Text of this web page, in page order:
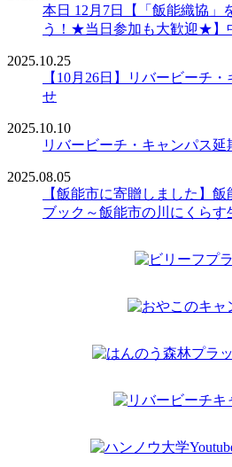
本日 12月7日【「飯能織協」
う！★当日参加も大歓迎★】
2025.10.25
【10月26日】リバービーチ
せ
2025.10.10
リバービーチ・キャンパス延
2025.08.05
【飯能市に寄贈しました】
ブック～飯能市の川にくらす